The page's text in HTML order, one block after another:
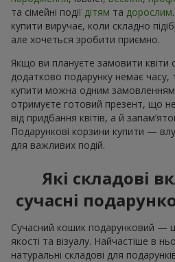
та сімейні події дітям та дорослим
купити виручає, коли складно
але хочеться зробити приємно.
Якщо ви плануєте замовити квіти
додатково подарунку немає часу,
купити можна одним
отримуєте готовий презент, що
від придбання квітів, а й
Подарункові корзини купити —
для важливих подій.
Які складові
сучасні
Сучасний кошик подарунковий —
якості та візуалу. Найчастіше в
натуральні складові для